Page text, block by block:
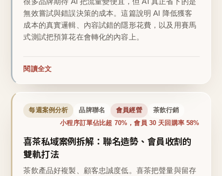
無效嘗試與錯誤決策的成本。這篇說明 AI 降低獲客
成本的真實邏輯、內容試錯的隱形花費，以及用賽馬
式測試把預算花在會轉化的內容上。
閱讀全文
每週案例分析 品牌聯名 會員經營 茶飲行銷
小程序訂單佔比超 70%，會員 30 天回購率 58%
喜茶私域案例拆解：聯名造勢、會員收割的
雙軌打法
茶飲產品好複製、顧客忠誠度低。喜茶把聲量與留存